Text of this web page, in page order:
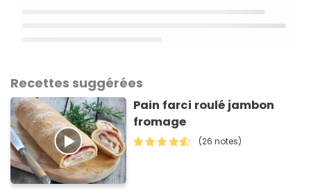
Recettes suggérées
Pain farci roulé jambon
fromage
(26 notes)